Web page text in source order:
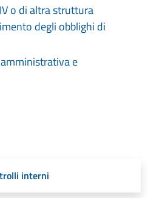
o di altra struttura
degli obblighi di
e
interni